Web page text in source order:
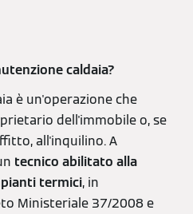
caldaia?
è un'operazione che
dell'immobile o, se
all'inquilino. A
tecnico abilitato alla
termici, in
Ministeriale 37/2008 e